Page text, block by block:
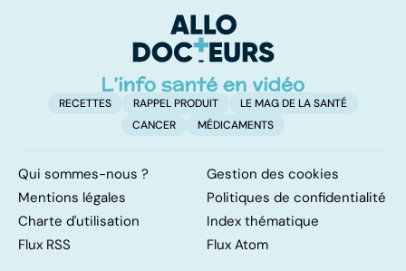
neurologique
incurable
RECETTES RAPPEL PRODUIT
LE MAG DE LA SANTÉ
CANCER
MÉDICAMENTS
Qui sommes-nous ?
Gestion des cookies
Mentions légales
Politiques de confidentialité
Charte d'utilisation
Index thématique
Flux RSS
Flux Atom